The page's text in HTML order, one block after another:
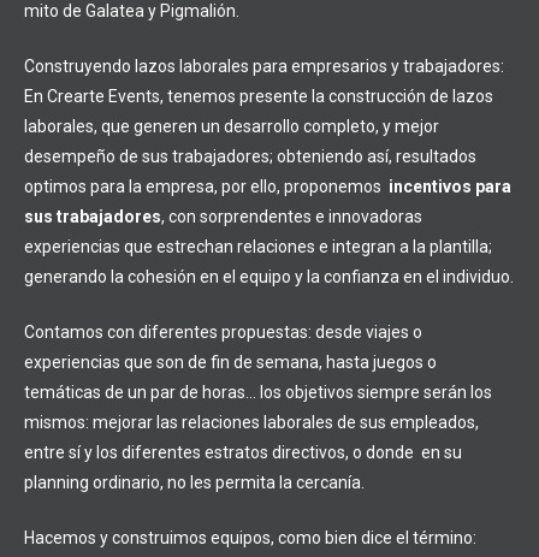
mito de Galatea y Pigmalión.
Construyendo lazos laborales para empresarios y trabajadores:
En Crearte Events, tenemos presente la construcción de lazos
laborales, que generen un desarrollo completo, y mejor
desempeño de sus trabajadores; obteniendo así, resultados
optimos para la empresa, por ello, proponemos incentivos para
sus trabajadores, con sorprendentes e innovadoras
experiencias que estrechan relaciones e integran a la plantilla;
generando la cohesión en el equipo y la confianza en el individuo.
Contamos con diferentes propuestas: desde viajes o
experiencias que son de fin de semana, hasta juegos o
temáticas de un par de horas… los objetivos siempre serán los
mismos: mejorar las relaciones laborales de sus empleados,
entre sí y los diferentes estratos directivos, o donde en su
planning ordinario, no les permita la cercanía.
Hacemos y construimos equipos, como bien dice el término: